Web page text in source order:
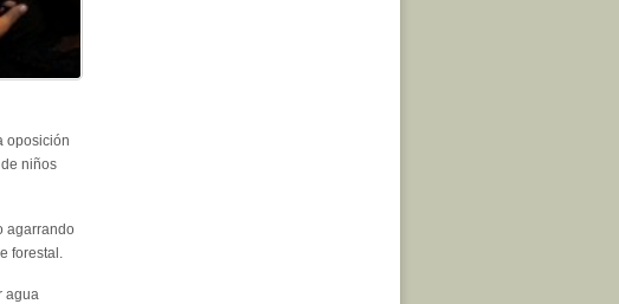
oposición
niños
agarrando
forestal.
agua